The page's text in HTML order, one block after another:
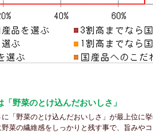
野菜のとけ込んだおいしさ」
「野菜のとけ込んだおいしさ」が最上位に
菜の繊維感をしっかりと残す事で、旨みや